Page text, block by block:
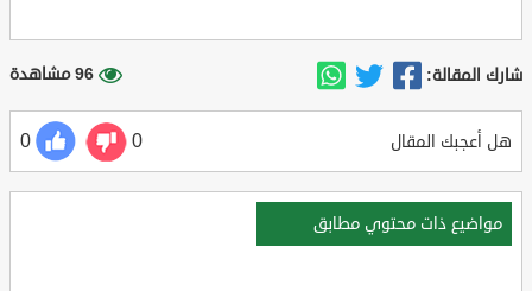
شارك المقالة: 96 مشاهدة
هل أعجبك المقال 0
0
مواضيع ذات محتوي مطابق